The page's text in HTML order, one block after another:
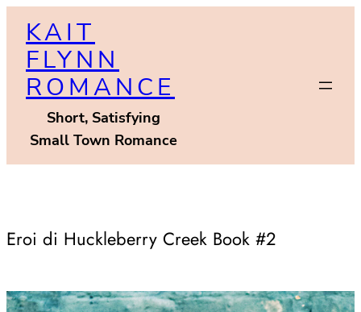
content
KAIT
FLYNN
ROMANCE
Short, Satisfying
Small Town Romance
Eroi di Huckleberry Creek Book #2